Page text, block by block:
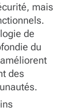
mais
de
du
des